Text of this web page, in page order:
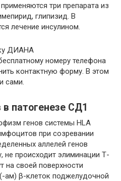
три препарата из
глипизид. В
лечение инсулином.
ДИАНА
номеру телефона
контактную форму. В этом
сами.
патогенезе СД1
генов системы HLA
при созревании
аллелей генов
не происходит элиминации Т-
на своей поверхности
ам) β-клеток поджелудочной